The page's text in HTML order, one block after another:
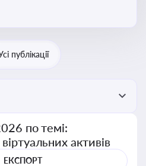
обігом та
активів, таких як
публікації
по темі:
активів
ЕКСПОРТ